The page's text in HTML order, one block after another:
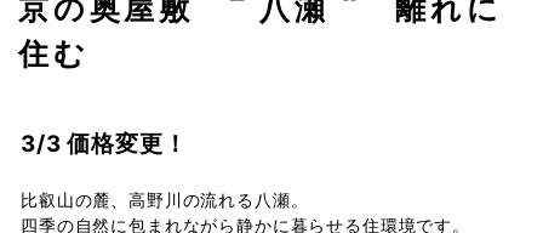
住む
3/3 価格変更！
比叡山の麓、高野川の流れる八瀬。
四季の自然に包まれながら静かに暮らせる住環境です。